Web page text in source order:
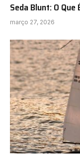
Seda Blunt: O
março 27, 2026